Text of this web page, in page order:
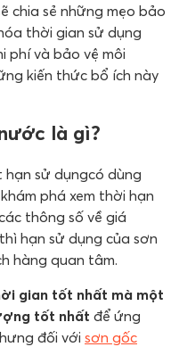
chia sẻ những mẹo bảo
thời gian sử dụng
phí và bảo vệ môi
kiến thức bổ ích này
là gì?
hạn sử dụngcó dùng
phá xem thời hạn
thông số về giá
hạn sử dụng của sơn
hàng quan tâm.
gian tốt nhất mà một
tốt nhất để ứng
đối với sơn gốc